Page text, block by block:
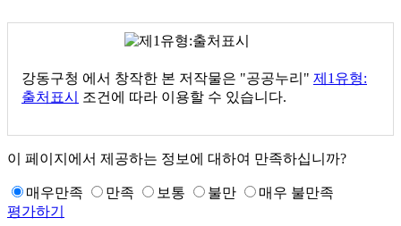
강동구청 에서 창작한 본 저작물은 "공공누리" 제1유형:
출처표시
조건에 따라 이용할 수 있습니다.
이 페이지에서 제공하는 정보에 대하여 만족하십니까?
매우만족 만족 보통 불만
매우 불만족
평가하기